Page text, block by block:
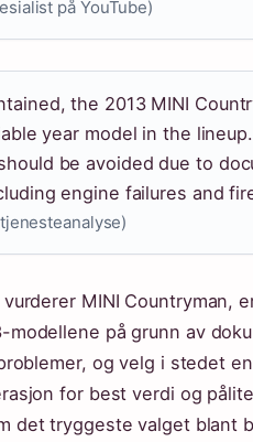
på YouTube)
the 2013 MINI
year model in the
be avoided due to
engine failures and
MINI Countryman,
modellene på grunn av
og velg i stedet
for best verdi og
det tryggeste valget blant